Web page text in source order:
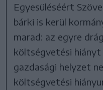
Egyesüléséért
bárki is kerül
marad: az egyre
költségvetési hiányt
gazdasági helyzet
költségvetési